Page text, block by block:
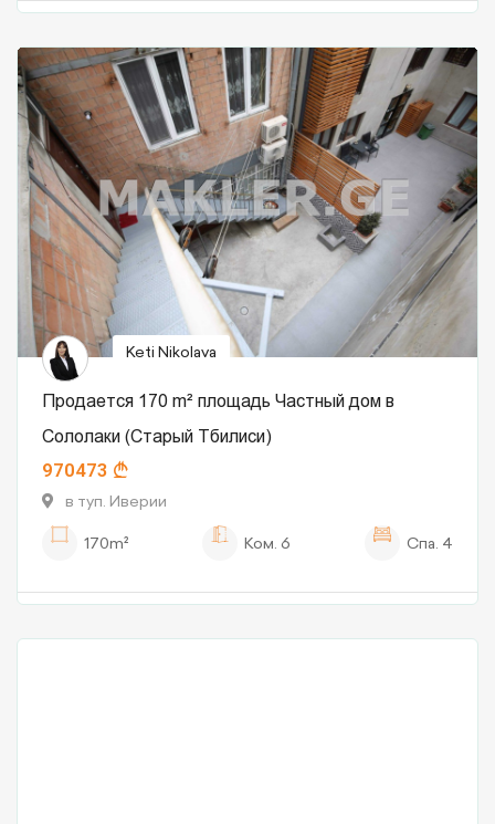
Keti Nikolava
Продается 170 m² площадь Частный дом в
Сололаки (Старый Тбилиси)
970473
в туп. Иверии
170m²
Ком. 6 Спа. 4